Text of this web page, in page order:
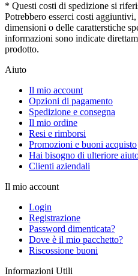
* Questi costi di spedizione si
Potrebbero esserci costi
dimensioni o delle caratterstiche
informazioni sono indicate
prodotto.
Aiuto
Il mio account
Opzioni di pagamento
Spedizione e consegna
Il mio ordine
Resi e rimborsi
Promozioni e buoni acquisto
Hai bisogno di ulteriore
Clienti aziendali
Il mio account
Login
Registrazione
Password dimenticata?
Dove è il mio pacchetto?
Riscossione buoni
Informazioni Utili